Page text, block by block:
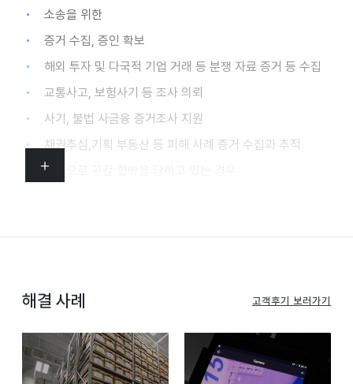
소송을 위한
증거 수집, 증인 확보
해외 투자 및 다국적 기업 거래 등 분쟁 자료 증거 등 수집
교통사고, 보험사기 등 조사 의뢰
사기, 불법 사금융 증거조사 지원
채권추심,기획 부동산 등 피해 사례 증거 수집과 추적
약점으로 공갈 협박을 당하고 있는 경우
해외 현지 문제 및 해외 공조를 통한 추적, 조사 지원
해결 사례 고객후기 보러가기